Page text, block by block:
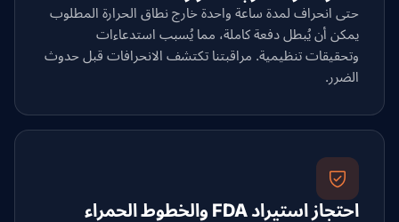
حتى انحراف لمدة ساعة واحدة خارج نطاق الحرارة المطلوب
يمكن أن يُبطل دفعة كاملة، مما يُسبب استدعاءات
وتحقيقات تنظيمية. مراقبتنا تكتشف الانحرافات قبل حدوث
الضرر.
احتجاز استيراد FDA والخطوط الحمراء